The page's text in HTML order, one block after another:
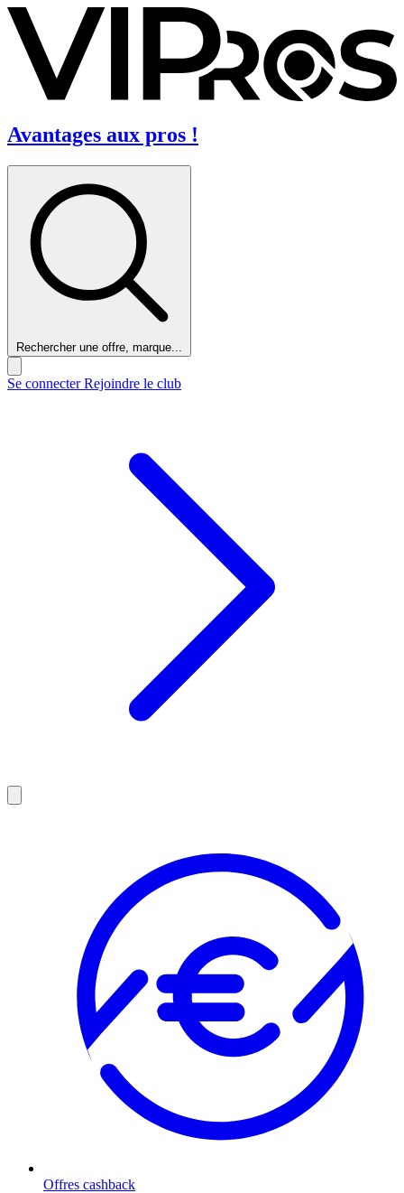
Avantages aux pros !
Rechercher une offre, marque...
Se connecterRejoindre le club
Offres cashback